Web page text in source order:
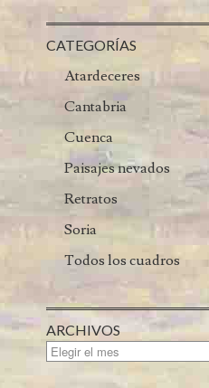
CATEGORÍAS
Atardeceres
Cantabria
Cuenca
Paisajes nevados
Retratos
Soria
Todos los cuadros
ARCHIVOS